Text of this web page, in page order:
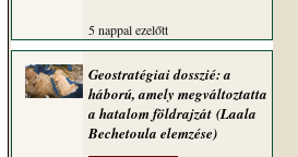
5 nappal ezelőtt
Geostratégiai dosszié: a
háború, amely megváltoztatta
a hatalom földrajzát (Laala
Bechetoula elemzése)